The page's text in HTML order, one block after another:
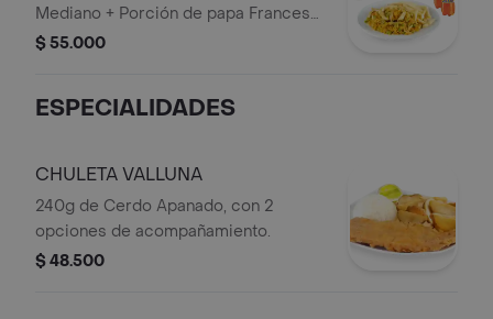
Mediano + Porción de papa Francesa
+ 2 bebidas personales.
$ 55.000
ESPECIALIDADES
CHULETA VALLUNA
240g de Cerdo Apanado, con 2
opciones de acompañamiento.
$ 48.500